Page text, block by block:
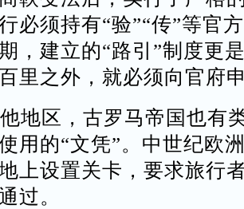
必须持有“验”“传”等官
，建立的“路引”制度更
里之外，就必须向官府
地区，古罗马帝国也有
用的“文凭”。中世纪欧
上设置关卡，要求旅行
过。